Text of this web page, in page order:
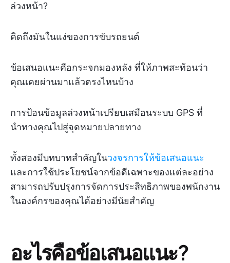
ล่วงหน้า?
คิดถึงมันในแง่ของการขับรถยนต์
ข้อเสนอแนะคือกระจกมองหลัง ที่ให้ภาพสะท้อนว่า
คุณเคยผ่านมาแล้วตรงไหนบ้าง
การป้อนข้อมูลล่วงหน้าเปรียบเสมือนระบบ GPS ที่
นำทางคุณไปสู่จุดหมายปลายทาง
ทั้งสองมีบทบาทสำคัญในวงจรการให้ข้อเสนอแนะ
และการใช้ประโยชน์จากข้อดีเฉพาะของแต่ละอย่าง
สามารถปรับปรุงการจัดการประสิทธิภาพของพนักงาน
ในองค์กรของคุณได้อย่างมีนัยสำคัญ
อะไรคือข้อเสนอแนะ?